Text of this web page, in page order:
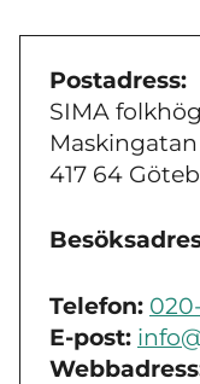
Postadress:
SIMA
Maskingatan
417 64
Telefon:
E-post: